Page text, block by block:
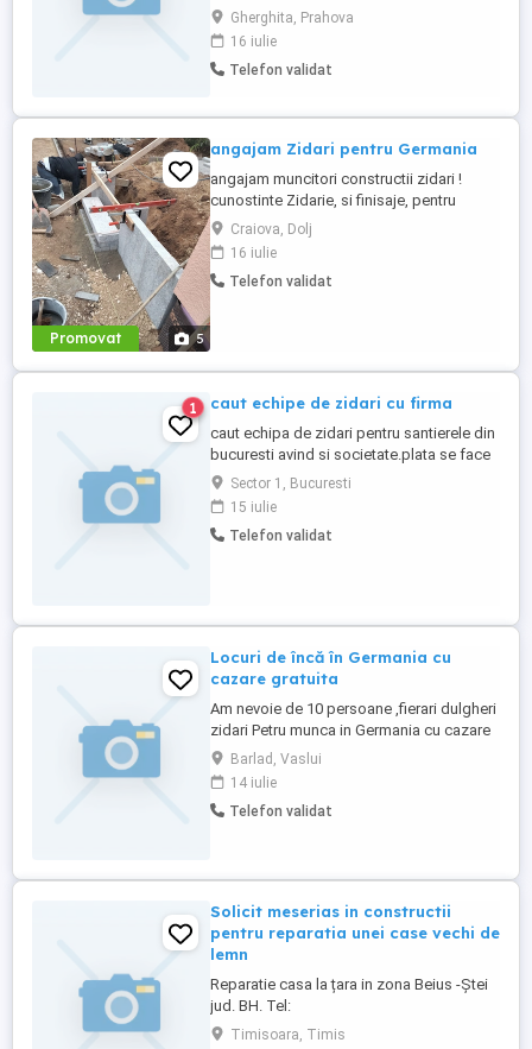
experiența , bani la săptămână . Program
de luni -vineri .Pentru mai multe detalii
sunați la numarul de telefon
Gherghita, Prahova
16 iulie
Telefon validat
Promovat 5
angajam Zidari pentru Germania
angajam muncitori constructii zidari !
cunostinte Zidarie, si finisaje, pentru
lucrari in Germania, Activitatea se
desfasoara in Germania, zona Nürnberg.
Cazare si transport la santier asigurata +
carte de munca. Salariul motivat 2000 --
Craiova, Dolj
16 iulie
Telefon validat
1 caut echipe de zidari cu firma
caut echipa de zidari pentru santierele din
bucuresti avind si societate.plata se face
la mc,rel.tel
Sector 1, Bucuresti
15 iulie
Telefon validat
Locuri de încă în Germania cu
cazare gratuita
Am nevoie de 10 persoane ,fierari dulgheri
zidari Petru munca in Germania cu cazare
gratuita
Barlad, Vaslui
14 iulie
Telefon validat
Solicit meserias in constructii
pentru reparatia unei case vechi de
lemn
Reparatie casa la țara in zona Beius -Ștei
jud. BH. Tel:
Timisoara, Timis